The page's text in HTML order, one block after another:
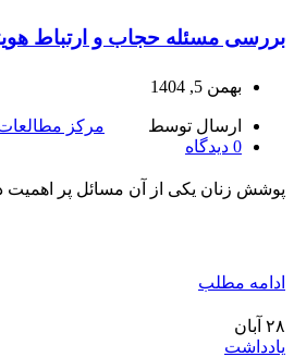
بررسی مسئله حجاب و ارتباط
بهمن 5, 1404
ارسال توسط
مرکز
0 دیدگاه
پوشش زنان یکی از آن مسائل پر
ادامه مطلب
۲۸ آبان
یادداشت